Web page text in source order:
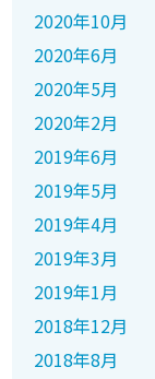
2020年10月
2020年6月
2020年5月
2020年2月
2019年6月
2019年5月
2019年4月
2019年3月
2019年1月
2018年12月
2018年8月